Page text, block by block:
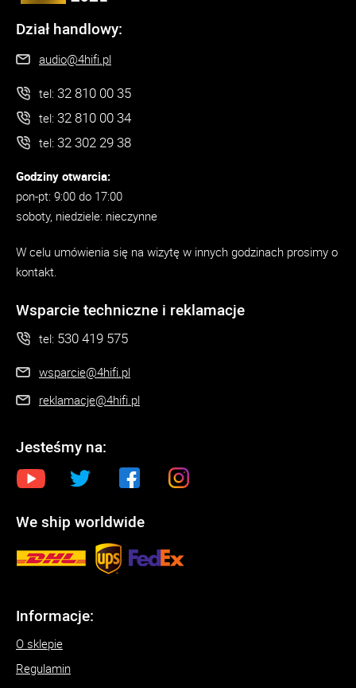
Dział handlowy:
audio@4hifi.pl
tel: 32 810 00 35
tel: 32 810 00 34
tel: 32 302 29 38
Godziny otwarcia:
pon-pt: 9:00 do 17:00
soboty, niedziele: nieczynne
W celu umówienia się na wizytę w innych godzinach prosimy o
kontakt.
Wsparcie techniczne i reklamacje
tel: 530 419 575
wsparcie@4hifi.pl
reklamacje@4hifi.pl
Jesteśmy na:
We ship worldwide
Informacje:
O sklepie
Regulamin